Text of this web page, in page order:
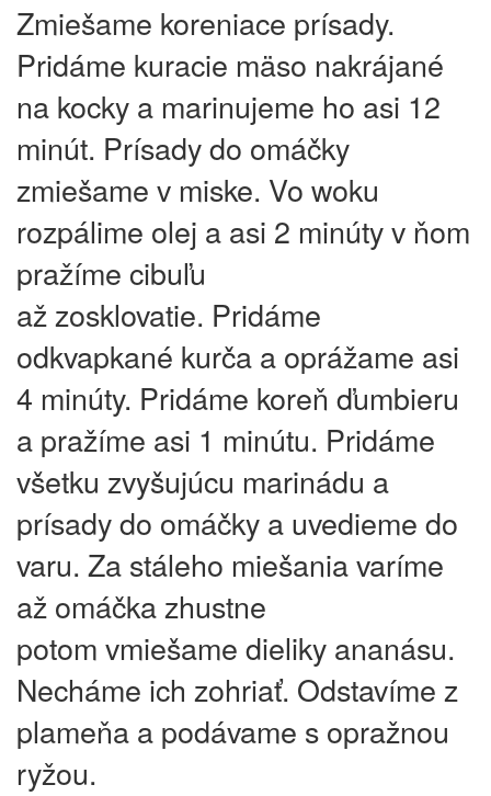
Zmiešame koreniace prísady.
Pridáme kuracie mäso nakrájané
na kocky a marinujeme ho asi 12
minút. Prísady do omáčky
zmiešame v miske. Vo woku
rozpálime olej a asi 2 minúty v ňom
pražíme cibuľu
až zosklovatie. Pridáme
odkvapkané kurča a oprážame asi
4 minúty. Pridáme koreň ďumbieru
a pražíme asi 1 minútu. Pridáme
všetku zvyšujúcu marinádu a
prísady do omáčky a uvedieme do
varu. Za stáleho miešania varíme
až omáčka zhustne
potom vmiešame dieliky ananásu.
Necháme ich zohriať. Odstavíme z
plameňa a podávame s opražnou
ryžou.